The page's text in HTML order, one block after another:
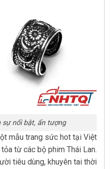
sự nổi bật, ấn tượng
mẫu trang sức hot tại Việt
từ các bộ phim Thái Lan.
tiêu dùng, khuyên tai thời